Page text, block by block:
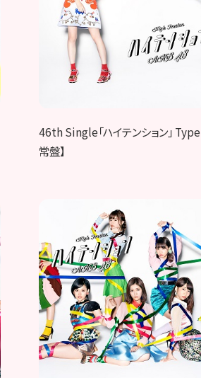
46th Single「ハイテンション」 Type
常盤】